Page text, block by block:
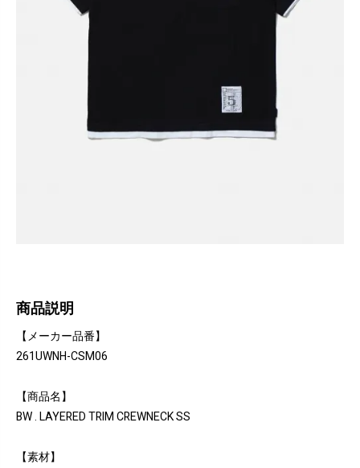
商品説明
【メーカー品番】
261UWNH-CSM06
【商品名】
BW . LAYERED TRIM CREWNECK SS
【素材】